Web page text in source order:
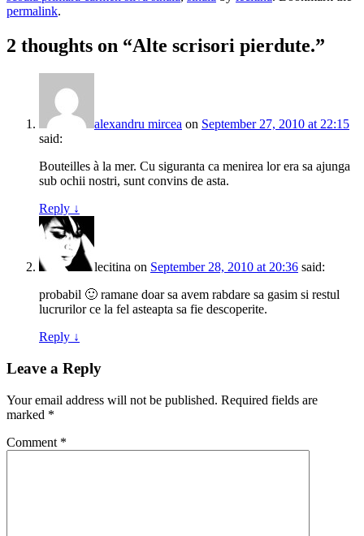
permalink.
2 thoughts on “Alte scrisori pierdute.”
alexandru mircea on September 27, 2010 at 22:15
said:
Bouteilles à la mer. Cu siguranta ca menirea lor era sa ajunga
sub ochii nostri, sunt convins de asta.
Reply ↓
lecitina on September 28, 2010 at 20:36 said:
probabil 🙂 ramane doar sa avem rabdare sa gasim si restul
lucrurilor ce la fel asteapta sa fie descoperite.
Reply ↓
Leave a Reply
Your email address will not be published. Required fields are
marked *
Comment *